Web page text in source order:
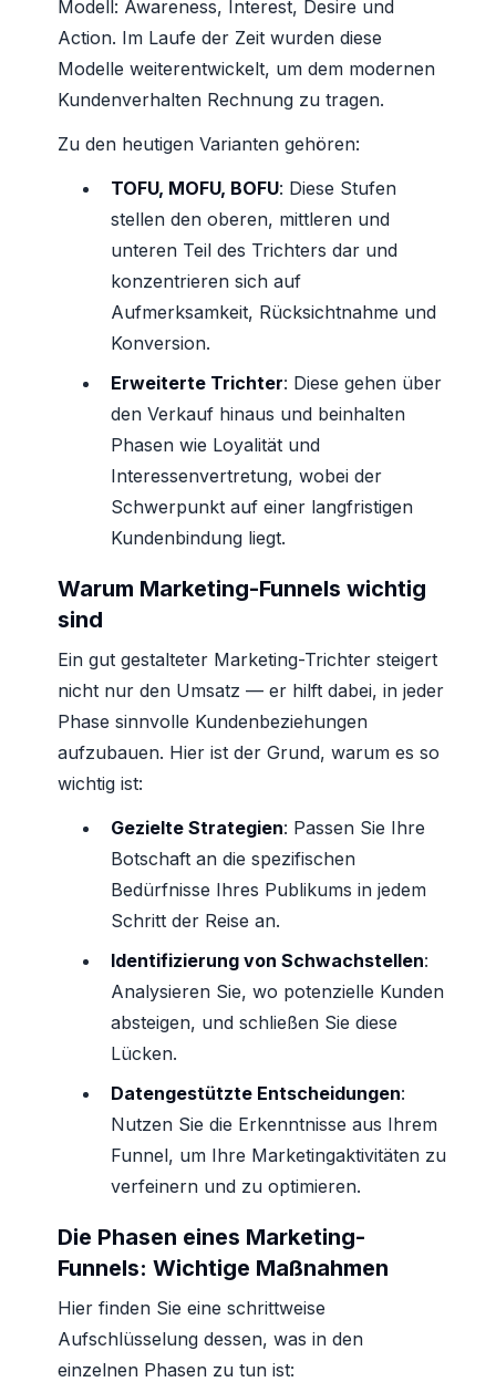
Modell: Awareness, Interest, Desire und
Action. Im Laufe der Zeit wurden diese
Modelle weiterentwickelt, um dem modernen
Kundenverhalten Rechnung zu tragen.
Zu den heutigen Varianten gehören:
TOFU, MOFU, BOFU: Diese Stufen
stellen den oberen, mittleren und
unteren Teil des Trichters dar und
konzentrieren sich auf
Aufmerksamkeit, Rücksichtnahme und
Konversion.
Erweiterte Trichter: Diese gehen über
den Verkauf hinaus und beinhalten
Phasen wie Loyalität und
Interessenvertretung, wobei der
Schwerpunkt auf einer langfristigen
Kundenbindung liegt.
Warum Marketing-Funnels wichtig
sind
Ein gut gestalteter Marketing-Trichter steigert
nicht nur den Umsatz — er hilft dabei, in jeder
Phase sinnvolle Kundenbeziehungen
aufzubauen. Hier ist der Grund, warum es so
wichtig ist:
Gezielte Strategien: Passen Sie Ihre
Botschaft an die spezifischen
Bedürfnisse Ihres Publikums in jedem
Schritt der Reise an.
Identifizierung von Schwachstellen:
Analysieren Sie, wo potenzielle Kunden
absteigen, und schließen Sie diese
Lücken.
Datengestützte Entscheidungen:
Nutzen Sie die Erkenntnisse aus Ihrem
Funnel, um Ihre Marketingaktivitäten zu
verfeinern und zu optimieren.
Die Phasen eines Marketing-
Funnels: Wichtige Maßnahmen
Hier finden Sie eine schrittweise
Aufschlüsselung dessen, was in den
einzelnen Phasen zu tun ist: